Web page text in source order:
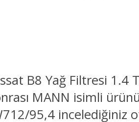
B8 Yağ Filtresi 1.4
MANN isimli
95,4 incelediğiniz